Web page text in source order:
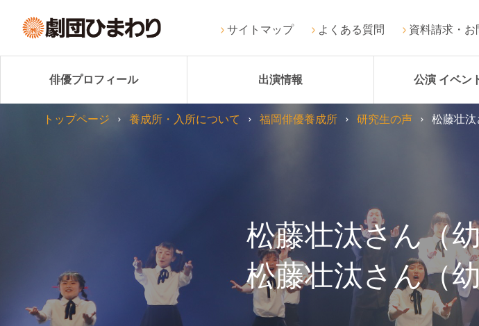
サイトマップ よくある質問 資料請求・お
俳優プロフィール 出演情報 公演 イベン
松藤壮汰さん（
松藤壮汰さん（
トップページ 養成所・入所について 福岡俳優養成所 研究生の声 松藤壮汰